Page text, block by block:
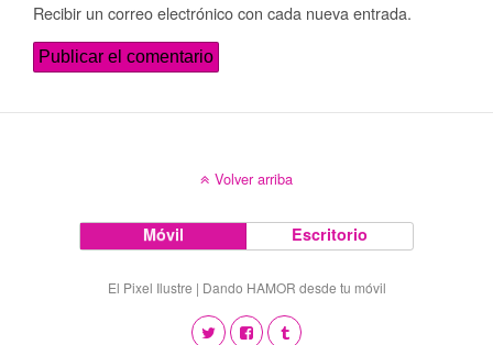
Recibir un correo electrónico con cada nueva entrada.
Volver arriba
Móvil Escritorio
El Pixel Ilustre | Dando HAMOR desde tu móvil